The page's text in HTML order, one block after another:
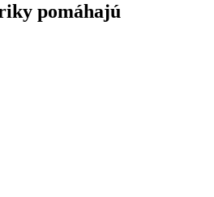
pomáhajú